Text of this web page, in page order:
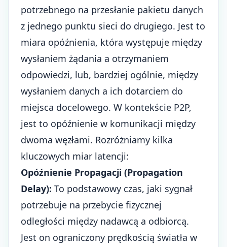
potrzebnego na przesłanie pakietu danych
z jednego punktu sieci do drugiego. Jest to
miara opóźnienia, która występuje między
wysłaniem żądania a otrzymaniem
odpowiedzi, lub, bardziej ogólnie, między
wysłaniem danych a ich dotarciem do
miejsca docelowego. W kontekście P2P,
jest to opóźnienie w komunikacji między
dwoma węzłami. Rozróżniamy kilka
kluczowych miar latencji:
Opóźnienie Propagacji (Propagation
Delay): To podstawowy czas, jaki sygnał
potrzebuje na przebycie fizycznej
odległości między nadawcą a odbiorcą.
Jest on ograniczony prędkością światła w